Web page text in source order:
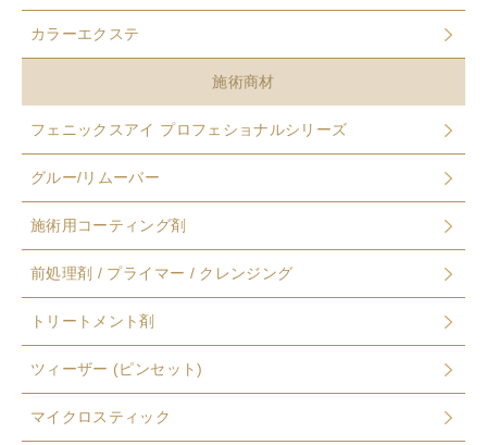
カラーエクステ
施術商材
フェニックスアイ プロフェショナルシリーズ
グルー/リムーバー
施術用コーティング剤
前処理剤 / プライマー / クレンジング
トリートメント剤
ツィーザー (ピンセット)
マイクロスティック